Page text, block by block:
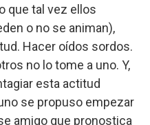
que tal vez ellos
o no se animan),
Hacer oídos sordos.
no lo tome a uno. Y,
esta actitud
se propuso empezar
amigo que pronostica